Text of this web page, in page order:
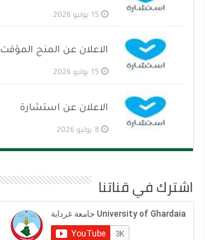
15 يوليو 2026
الاعلان عن المنح المؤقت
15 يوليو 2026
الاعلان عن استشارة
8 يوليو 2026
اشترك في قناتنا